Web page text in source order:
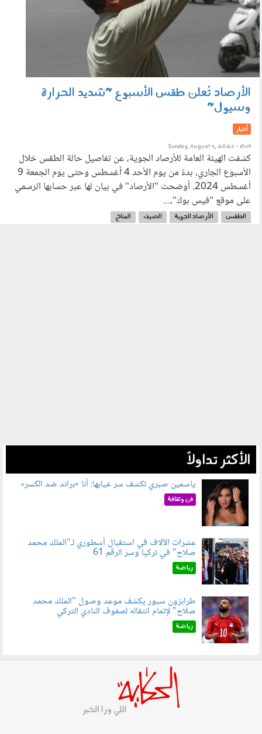
الأرصاد تُعلن طقس الأسبوع "شديد الحرارة
وسيول"
أخبار
Sunday, August 4, 2024 - 10:19
كشفت الهيئة العامة للأرصاد الجوية، عن تفاصيل حالة الطقس خلال
الأسبوع الجاري، بدءً من يوم الأحد 4 أغسطس وحتى يوم الجمعة 9
أغسطس 2024. أوضحت "الأرصاد" في بيان لها عبر حسابها الرسمي
على موقع "فيس بوك"،...
الطقس الأرصاد الجوية الصيف المناخ
الأكثر تداولاً
050802.jpg
ياسمين صبري تكشف سر غيابها: أنا «براند ضد الكسر»
فن وثقافة
050803.jpg
عشرات الآلاف في استقبال أسطوري لـ"الملك محمد
صلاح" في تركيا وسر الرقم 61
رياضة
050801.jpg
طرابزون سبور يكشف موعد وصول "الملك محمد
صلاح" لإتمام انتقاله لصفوف النادي التركي
رياضة